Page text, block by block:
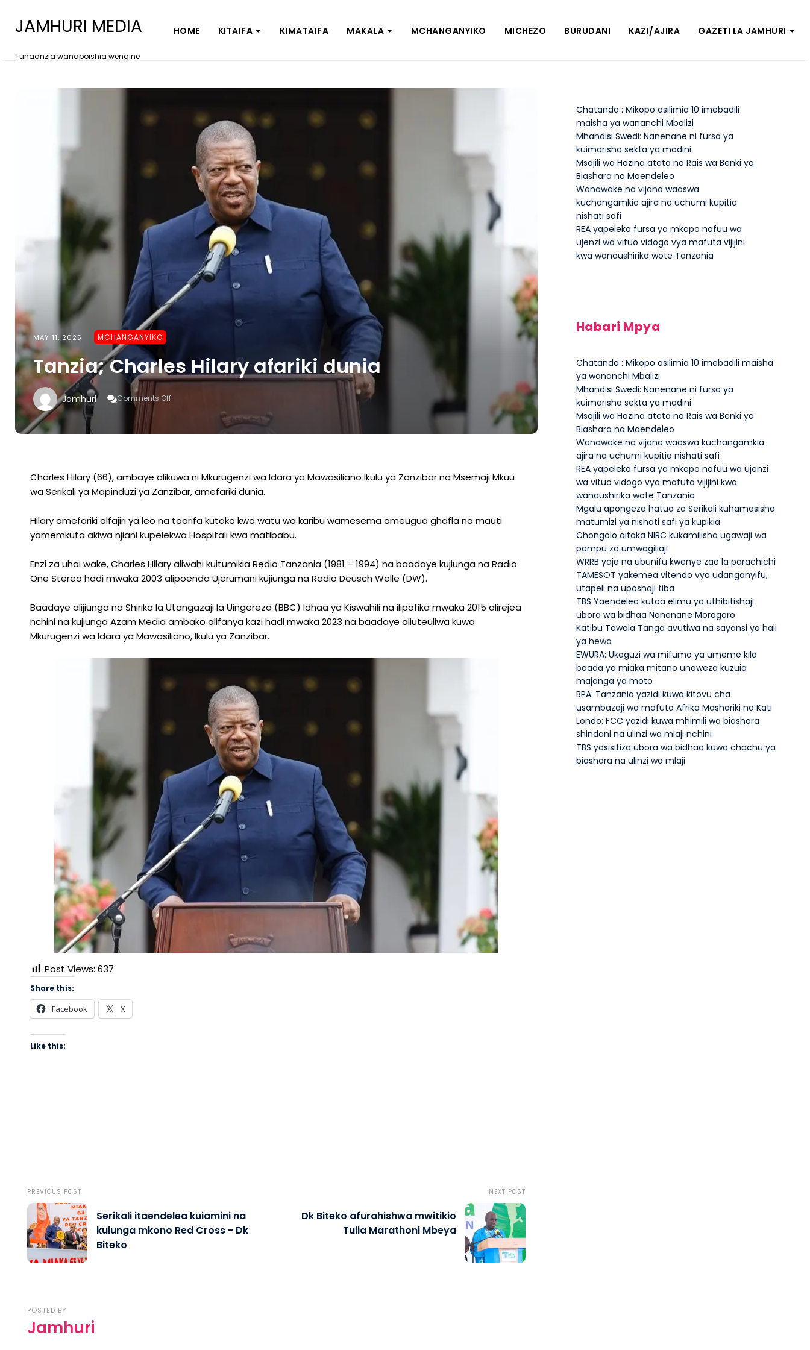
JAMHURI MEDIA
Tunaanzia wanapoishia wengine
HOME KITAIFA KIMATAIFA MAKALA MCHANGANYIKO MICHEZO BURUDANI KAZI/AJIRA GAZETI LA JAMHURI
MAY 11, 2025 MCHANGANYIKO
Tanzia; Charles Hilary afariki dunia
Jamhuri Comments Off
Charles Hilary (66), ambaye alikuwa ni Mkurugenzi wa Idara ya Mawasiliano Ikulu ya Zanzibar na Msemaji Mkuu
wa Serikali ya Mapinduzi ya Zanzibar, amefariki dunia.
Hilary amefariki alfajiri ya leo na taarifa kutoka kwa watu wa karibu wamesema ameugua ghafla na mauti
yamemkuta akiwa njiani kupelekwa Hospitali kwa matibabu.
Enzi za uhai wake, Charles Hilary aliwahi kuitumikia Redio Tanzania (1981 – 1994) na baadaye kujiunga na Radio
One Stereo hadi mwaka 2003 alipoenda Ujerumani kujiunga na Radio Deusch Welle (DW).
Baadaye alijiunga na Shirika la Utangazaji la Uingereza (BBC) Idhaa ya Kiswahili na ilipofika mwaka 2015 alirejea
nchini na kujiunga Azam Media ambako alifanya kazi hadi mwaka 2023 na baadaye aliuteuliwa kuwa
Mkurugenzi wa Idara ya Mawasiliano, Ikulu ya Zanzibar.
Post Views: 637
Share this:
Facebook X
Like this:
PREVIOUS POST
Serikali itaendelea kuiamini na
kuiunga mkono Red Cross - Dk
Biteko
NEXT POST
Dk Biteko afurahishwa mwitikio
Tulia Marathoni Mbeya
POSTED BY
Jamhuri
Chatanda : Mikopo asilimia 10 imebadili
maisha ya wananchi Mbalizi
Mhandisi Swedi: Nanenane ni fursa ya
kuimarisha sekta ya madini
Msajili wa Hazina ateta na Rais wa Benki ya
Biashara na Maendeleo
Wanawake na vijana waaswa
kuchangamkia ajira na uchumi kupitia
nishati safi
REA yapeleka fursa ya mkopo nafuu wa
ujenzi wa vituo vidogo vya mafuta vijijini
kwa wanaushirika wote Tanzania
Habari Mpya
Chatanda : Mikopo asilimia 10 imebadili maisha
ya wananchi Mbalizi
Mhandisi Swedi: Nanenane ni fursa ya
kuimarisha sekta ya madini
Msajili wa Hazina ateta na Rais wa Benki ya
Biashara na Maendeleo
Wanawake na vijana waaswa kuchangamkia
ajira na uchumi kupitia nishati safi
REA yapeleka fursa ya mkopo nafuu wa ujenzi
wa vituo vidogo vya mafuta vijijini kwa
wanaushirika wote Tanzania
Mgalu apongeza hatua za Serikali kuhamasisha
matumizi ya nishati safi ya kupikia
Chongolo aitaka NIRC kukamilisha ugawaji wa
pampu za umwagiliaji
WRRB yaja na ubunifu kwenye zao la parachichi
TAMESOT yakemea vitendo vya udanganyifu,
utapeli na uposhaji tiba
TBS Yaendelea kutoa elimu ya uthibitishaji
ubora wa bidhaa Nanenane Morogoro
Katibu Tawala Tanga avutiwa na sayansi ya hali
ya hewa
EWURA: Ukaguzi wa mifumo ya umeme kila
baada ya miaka mitano unaweza kuzuia
majanga ya moto
BPA: Tanzania yazidi kuwa kitovu cha
usambazaji wa mafuta Afrika Mashariki na Kati
Londo: FCC yazidi kuwa mhimili wa biashara
shindani na ulinzi wa mlaji nchini
TBS yasisitiza ubora wa bidhaa kuwa chachu ya
biashara na ulinzi wa mlaji